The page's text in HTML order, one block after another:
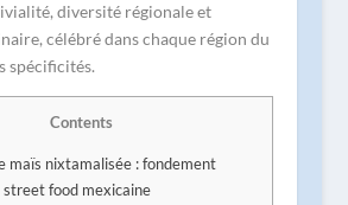
diversité régionale et
célébré dans chaque région du
spécificités.
Contents
maïs nixtamalisée : fondement
street food mexicaine